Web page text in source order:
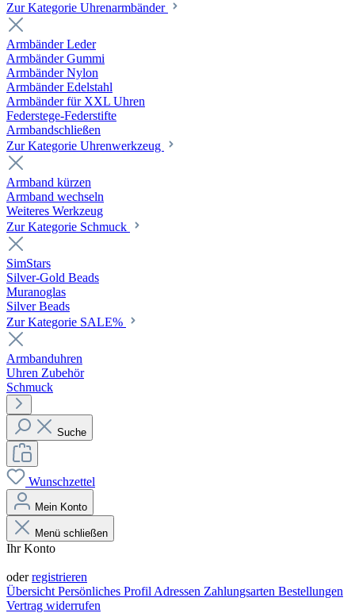
Zur Kategorie Uhrenarmbänder
Armbänder Leder
Armbänder Gummi
Armbänder Nylon
Armbänder Edelstahl
Armbänder für XXL Uhren
Federstege-Federstifte
Armbandschließen
Zur Kategorie Uhrenwerkzeug
Armband kürzen
Armband wechseln
Weiteres Werkzeug
Zur Kategorie Schmuck
SimStars
Silver-Gold Beads
Muranoglas
Silver Beads
Zur Kategorie SALE%
Armbanduhren
Uhren Zubehör
Schmuck
Suche
Wunschzettel
Mein Konto
Menü schließen
Ihr Konto
oderregistrieren
Übersicht Persönliches Profil Adressen Zahlungsarten Bestellungen
Vertrag widerrufen